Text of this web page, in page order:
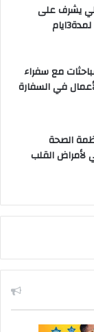
يشرف على
مع سفراء
في السفارة
الصحة
لأمراض القلب